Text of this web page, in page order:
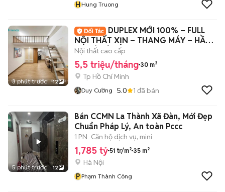
HHung Truong
3 phút trước 12
DUPLEX MỚI 100% – FULL
NỘI THẤT XỊN – THANG MÁY – HẦM
XE CÓ BẢ
Nội thất cao cấp
5,5 triệu/tháng 30 m²
Tp Hồ Chí Minh
Duy Cường 5.0 1 đã bán
5 phút trước 12
Bán CCMN La Thành Xã Đàn, Mới Đẹp
Chuẩn Pháp Lý, An toàn Pccc
1 PN Căn hộ dịch vụ, mini
1,785 tỷ 51 tr/m² 35 m²
Hà Nội
P Phạm Thành Công